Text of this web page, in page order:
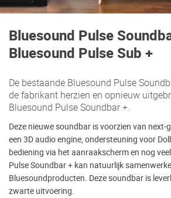
Bluesound Pulse
Bluesound Pulse Sub +
De bestaande Bluesound Pulse
de fabrikant herzien en opnieuw
Bluesound Pulse Soundbar +.
Deze nieuwe soundbar is voorzien van
een 3D audio engine, ondersteuning voor
bediening via het aanraakscherm en nog
Pulse Soundbar + kan natuurlijk
Bluesoundproducten. Deze soundbar is
zwarte uitvoering.